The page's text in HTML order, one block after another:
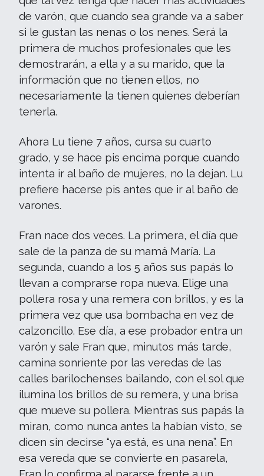
de varón, que cuando sea grande va a saber
si le gustan las nenas o los nenes. Será la
primera de muchos profesionales que les
demostrarán, a ella y a su marido, que la
información que no tienen ellos, no
necesariamente la tienen quienes deberían
tenerla.
Ahora Lu tiene 7 años, cursa su cuarto
grado, y se hace pis encima porque cuando
intenta ir al baño de mujeres, no la dejan. Lu
prefiere hacerse pis antes que ir al baño de
varones.
Fran nace dos veces. La primera, el día que
sale de la panza de su mamá María. La
segunda, cuando a los 5 años sus papás lo
llevan a comprarse ropa nueva. Elige una
pollera rosa y una remera con brillos, y es la
primera vez que usa bombacha en vez de
calzoncillo. Ese día, a ese probador entra un
varón y sale Fran que, minutos más tarde,
camina sonriente por las veredas de las
calles barilochenses bailando, con el sol que
ilumina los brillos de su remera, y una brisa
que mueve su pollera. Mientras sus papás la
miran, como nunca antes la habían visto, se
dicen sin decirse “ya está, es una nena”. En
esa vereda que se convierte en pasarela,